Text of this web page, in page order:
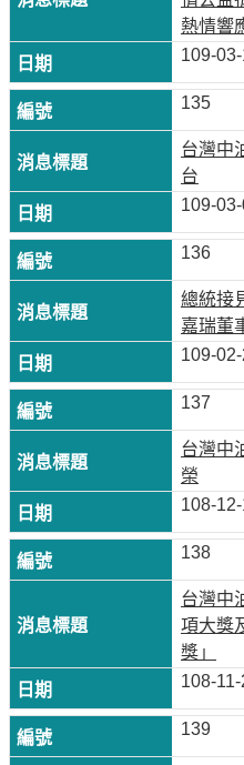
隱
私
權
聲
資
訊
安
全
策
意
信
箱
熱情響
109-03-
135
台灣中
台
109-
136
總統接
嘉瑞董
109-
137
台灣中
榮
108-
138
台灣中
項大獎
獎」
108-
139